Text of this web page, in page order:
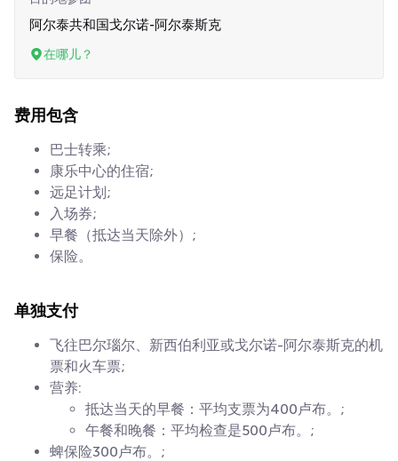
阿尔泰共和国戈尔诺-阿尔泰斯克
在哪儿？
费用包含
巴士转乘;
康乐中心的住宿;
远足计划;
入场券;
早餐（抵达当天除外）;
保险。
单独支付
飞往巴尔瑙尔、新西伯利亚或戈尔诺-阿尔泰斯克的机
票和火车票;
营养:
抵达当天的早餐：平均支票为400卢布。;
午餐和晚餐：平均检查是500卢布。;
蜱保险300卢布。;